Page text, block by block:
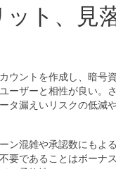
ト、見
ウントを作成し、暗号
ーザーと相性が良い。
タ漏えいリスクの低減
ン混雑や承認数にもよ
要であることはボーナ